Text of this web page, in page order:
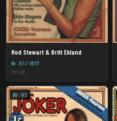
Rod Stewart & Britt Ekland
Nr. 01 / 1977
DM 1,00
Nr. 03